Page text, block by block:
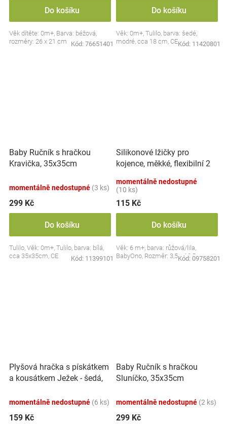
Do košíku
Věk dítěte: 0m+, Barva: béžová,
rozměry: 26 x 21 cm
Kód: 76651401
Do košíku
Věk: 0m+, Tulilo, barva: šedé,
modré, cca 18 cm, CEKód: 11420801
Baby Ručník s hračkou
Kravička, 35x35cm
momentálně nedostupné (3 ks)
299 Kč
Do košíku
Tulilo, Věk: 0m+, Tulilo, barva: bílá,
cca 35x35cm, CE
Kód: 11399101
Silikonové lžičky pro
kojence, měkké, flexibilní 2
momentálně nedostupné
(10 ks)
115 Kč
Do košíku
Věk: 6 m+, barva: růžová/lila,
BabyOno, Rozměr: 3,5 x 10,5 cm
Kód: 09758201
Plyšová hračka s pískátkem
a kousátkem Ježek - šedá,
momentálně nedostupné (6 ks)
159 Kč
Baby Ručník s hračkou
Sluníčko, 35x35cm
momentálně nedostupné (2 ks)
299 Kč